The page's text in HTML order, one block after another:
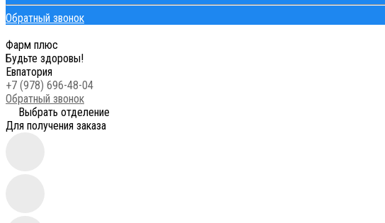
Обратный звонок
Фарм плюс
Будьте здоровы!
Евпатория
+7 (978) 696-48-04
Обратный звонок
Выбрать отделение
Для получения заказа